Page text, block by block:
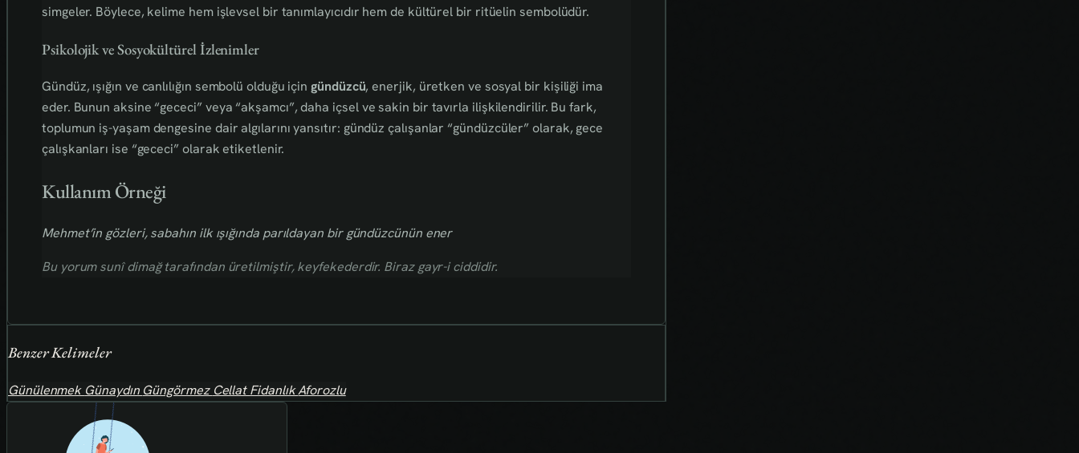
simgeler. Böylece, kelime hem işlevsel bir tanımlayıcıdır hem de kültürel bir ritüelin sembolüdür.
Psikolojik ve Sosyokültürel İzlenimler
Gündüz, ışığın ve canlılığın sembolü olduğu içingündüzcü, enerjik, üretken ve sosyal bir kişiliği ima
eder. Bunun aksine “gececi” veya “akşamcı”, daha içsel ve sakin bir tavırla ilişkilendirilir. Bu fark,
toplumun iş-yaşam dengesine dair algılarını yansıtır: gündüz çalışanlar “gündüzcüler” olarak, gece
çalışkanları ise “gececi” olarak etiketlenir.
Kullanım Örneği
Mehmet’in gözleri, sabahın ilk ışığında parıldayan bir gündüzcünün ener
Bu yorum sunî dimağ tarafından üretilmiştir, keyfekederdir. Biraz gayr-i ciddidir.
Benzer Kelimeler
Günülenmek Günaydın Güngörmez CellatFidanlıkAforozlu